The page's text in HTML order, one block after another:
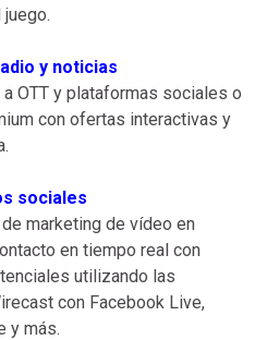
juego.
y noticias
OTT y plataformas sociales o
con ofertas interactivas y
sociales
marketing de vídeo en
en tiempo real con
utilizando las
con Facebook Live,
y más.